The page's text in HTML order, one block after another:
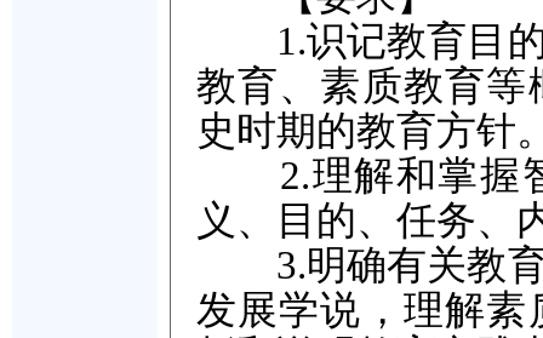
1.识记教育目的
教育、素质教育
史时期的教育方针
2.理解和掌握智
义、目的、任务、
3.明确有关教育
发展学说，理解